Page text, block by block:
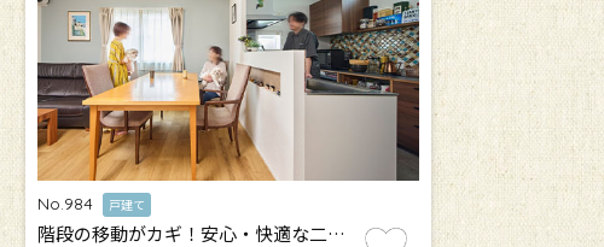
No.984 戸建て
階段の移動がカギ！安心・快適な二…